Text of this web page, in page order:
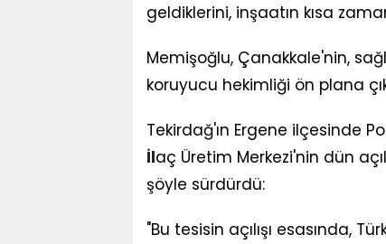
geldiklerini, inşaatın kısa
Memişoğlu, Çanakkale'nin,
koruyucu hekimliği ön plana
Tekirdağ'ın Ergene ilçesinde
İlaç Üretim Merkezi'nin dün
şöyle sürdürdü:
"Bu tesisin açılışı esasında,